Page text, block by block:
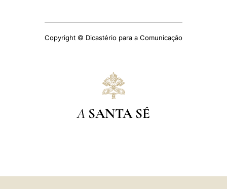
Copyright © Dicastério para a Comunicação
A SANTA SÉ